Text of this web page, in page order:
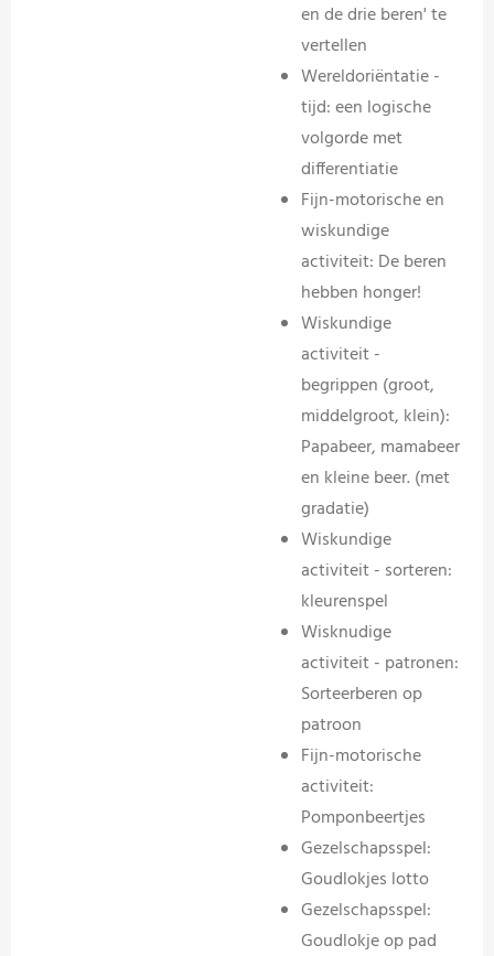
en de drie beren' te
vertellen
Wereldoriëntatie -
tijd: een logische
volgorde met
differentiatie
Fijn-motorische en
wiskundige
activiteit: De beren
hebben honger!
Wiskundige
activiteit -
begrippen (groot,
middelgroot, klein):
Papabeer, mamabeer
en kleine beer. (met
gradatie)
Wiskundige
activiteit - sorteren:
kleurenspel
Wisknudige
activiteit - patronen:
Sorteerberen op
patroon
Fijn-motorische
activiteit:
Pomponbeertjes
Gezelschapsspel:
Goudlokjes lotto
Gezelschapsspel:
Goudlokje op pad